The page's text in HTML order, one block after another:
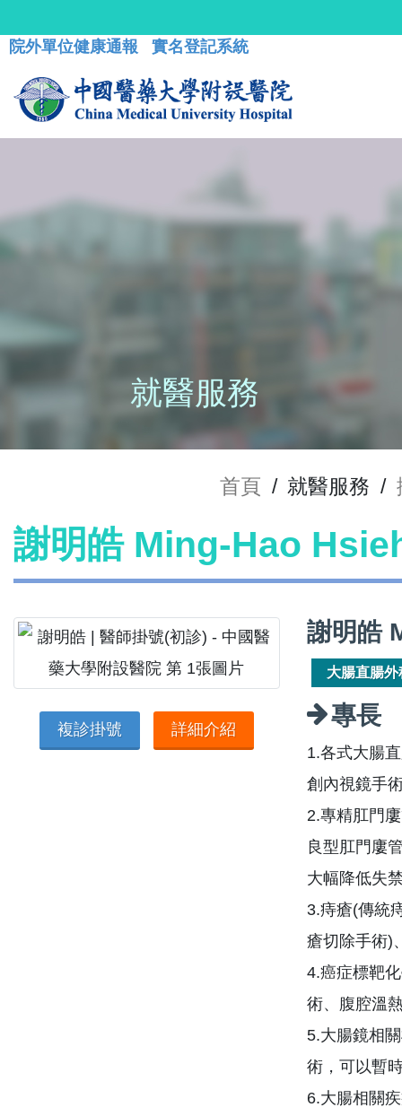
院外單位健康通報 實名登記系統
就醫服務
首頁 / 就醫服務 /
謝明皓 Ming-Hao
複診掛號 詳細介紹
謝明皓
大腸直腸外
專長
1.各式大腸
創內視鏡手
2.專精肛門
良型肛門廔
大幅降低失
3.痔瘡(傳統
瘡切除手術)
4.癌症標靶
術、腹腔溫
5.大腸鏡相
術，可以暫
6.大腸相關